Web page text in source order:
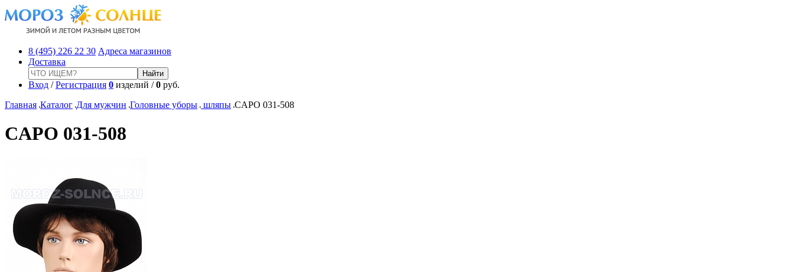
8 (495) 226 22 30 Адреса магазинов
Доставка
Вход /Регистрация 0 изделий /0 руб.
Главная Каталог Для мужчин Головные уборы шляпы CAPO 031-508
CAPO 031-508